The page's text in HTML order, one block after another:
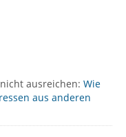
ausreichen: Wie
aus anderen